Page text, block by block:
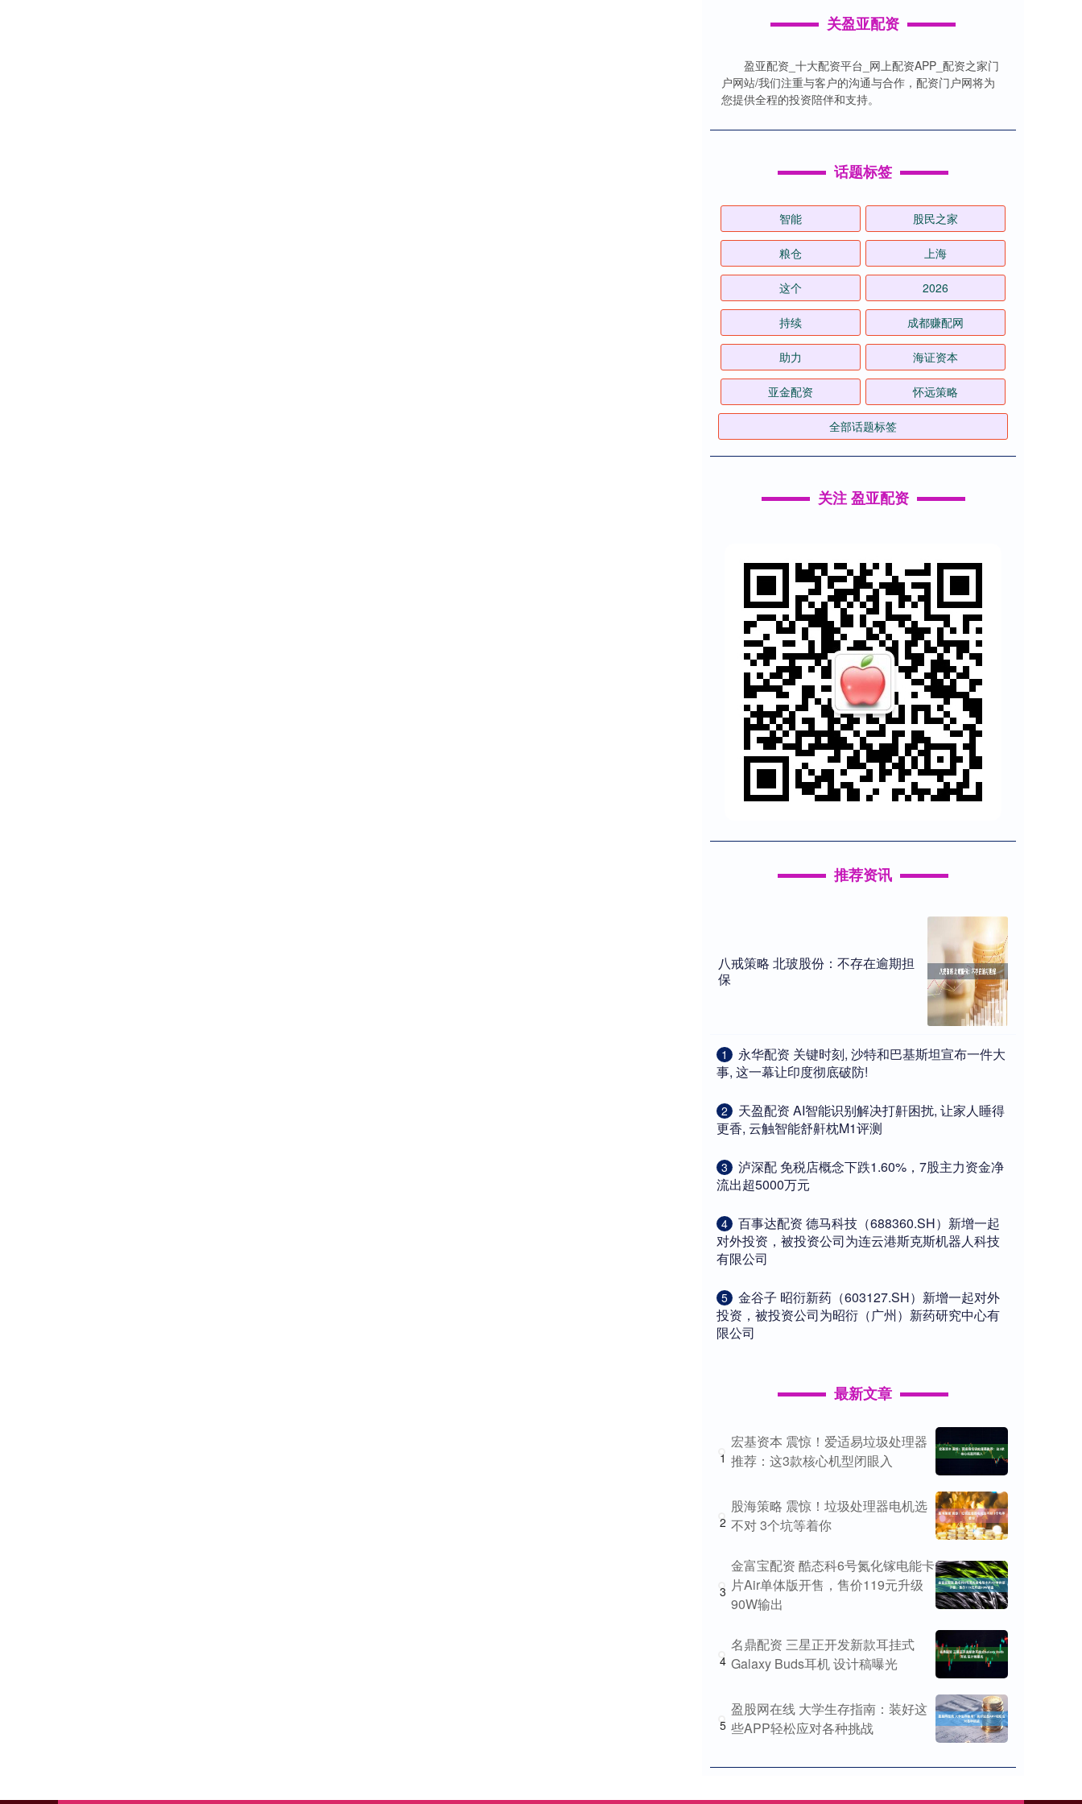
关盈亚配资
盈亚配资_十大配资平台_网上配资APP_配资之家门
户网站/我们注重与客户的沟通与合作，配资门户网将为
您提供全程的投资陪伴和支持。
话题标签
智能 股民之家
粮仓 上海
这个 2026
持续 成都赚配网
助力 海证资本
亚金配资 怀远策略
全部话题标签
关注 盈亚配资
推荐资讯
八戒策略 北玻股份：不存在逾期担
保
1
​永华配资 关键时刻, 沙特和巴基斯坦宣布一件大
事, 这一幕让印度彻底破防!
2
​天盈配资 AI智能识别解决打鼾困扰, 让家人睡得
更香, 云触智能舒鼾枕M1评测
3
​泸深配 免税店概念下跌1.60%，7股主力资金净
流出超5000万元
4
​百事达配资 德马科技（688360.SH）新增一起
对外投资，被投资公司为连云港斯克斯机器人科技
有限公司
5
​金谷子 昭衍新药（603127.SH）新增一起对外
投资，被投资公司为昭衍（广州）新药研究中心有
限公司
最新文章
1
宏基资本 震惊！爱适易垃圾处理器
推荐：这3款核心机型闭眼入
2
股海策略 震惊！垃圾处理器电机选
不对 3个坑等着你
3
金富宝配资 酷态科6号氮化镓电能卡
片Air单体版开售，售价119元升级
90W输出
4
名鼎配资 三星正开发新款耳挂式
Galaxy Buds耳机 设计稿曝光
5
盈股网在线 大学生存指南：装好这
些APP轻松应对各种挑战